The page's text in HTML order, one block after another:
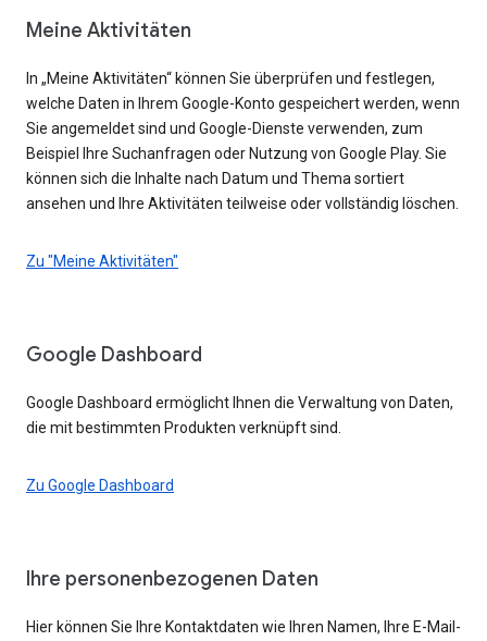
Meine Aktivitäten
In „Meine Aktivitäten“ können Sie überprüfen und festlegen,
welche Daten in Ihrem Google-Konto gespeichert werden, wenn
Sie angemeldet sind und Google-Dienste verwenden, zum
Beispiel Ihre Suchanfragen oder Nutzung von Google Play. Sie
können sich die Inhalte nach Datum und Thema sortiert
ansehen und Ihre Aktivitäten teilweise oder vollständig löschen.
Zu "Meine Aktivitäten"
Google Dashboard
Google Dashboard ermöglicht Ihnen die Verwaltung von Daten,
die mit bestimmten Produkten verknüpft sind.
Zu Google Dashboard
Ihre personenbezogenen Daten
Hier können Sie Ihre Kontaktdaten wie Ihren Namen, Ihre E-Mail-